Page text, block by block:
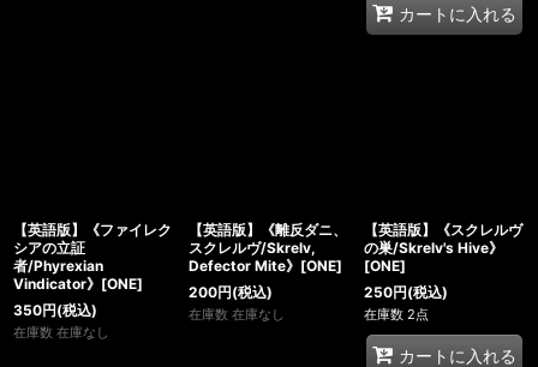
カートに入れる
【英語版】《ファイレク
シアの立証
者/Phyrexian
Vindicator》[ONE]
350円(税込)
在庫数 在庫なし
【英語版】《離反ダニ、
スクレルヴ/Skrelv,
Defector Mite》[ONE]
200円(税込)
在庫数 在庫なし
【英語版】《スクレルヴ
の巣/Skrelv's Hive》
[ONE]
250円(税込)
在庫数 2点
カートに入れる